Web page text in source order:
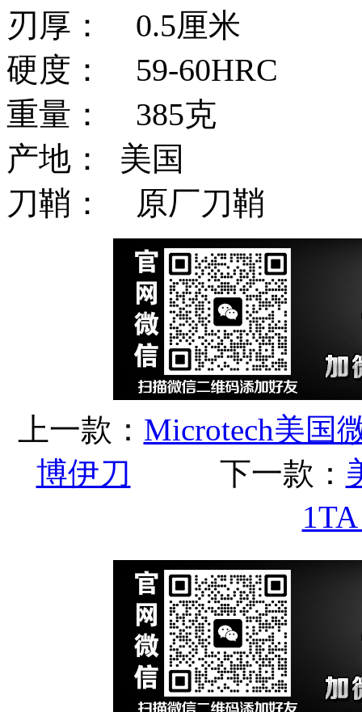
刃厚： 0.5厘米
硬度： 59-60HRC
重量： 385克
产地： 美国
刀鞘： 原厂刀鞘
上一款： Microtech美国
博伊刀
下一款：